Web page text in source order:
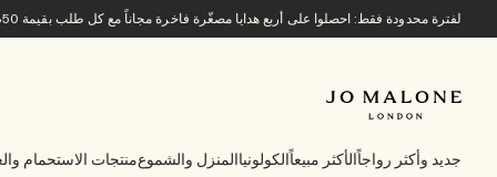
لفترة محدودة فقط: احصلوا على أربع هدايا مصغّرة فاخرة مجاناً مع كل طلب بقيمة 850 ريالاً سعودياً أو أكثر.
جديد وأكثر رواجاً الأكثر مبيعاً الكولونيا المنزل والشموعمنتجات الاستحمام